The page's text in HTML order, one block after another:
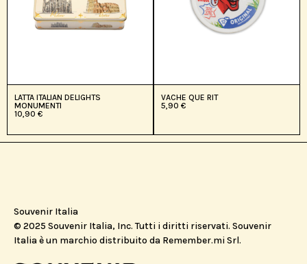
LATTA ITALIAN DELIGHTS
MONUMENTI
10,90 €
VACHE QUE RIT
5,90 €
Souvenir Italia
© 2025 Souvenir Italia, Inc. Tutti i diritti riservati. Souvenir
Italia è un marchio distribuito da Remember.mi Srl.